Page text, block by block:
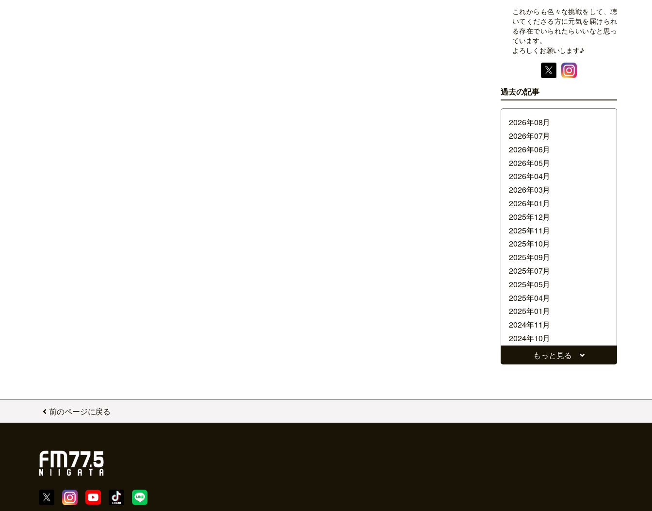
これからも色々な挑戦をして、聴
いてくださる方に元気を届けられ
る存在でいられたらいいなと思っ
ています。
よろしくお願いします♪
過去の記事
2026年08月
2026年07月
2026年06月
2026年05月
2026年04月
2026年03月
2026年01月
2025年12月
2025年11月
2025年10月
2025年09月
2025年07月
2025年05月
2025年04月
2025年01月
2024年11月
2024年10月
2024年09月
2024年08月
もっと見る
前のページに戻る